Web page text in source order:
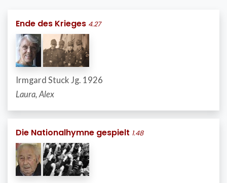
Ende des Krieges 4.27
Irmgard Stuck Jg. 1926
Laura, Alex
Die Nationalhymne gespielt 1.48